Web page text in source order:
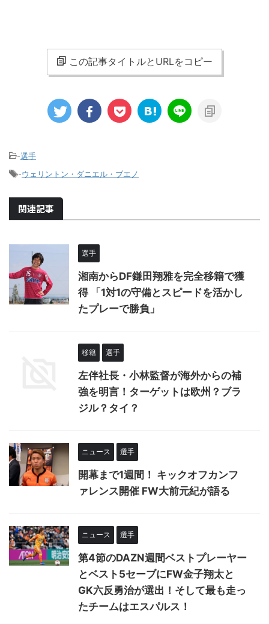
この記事タイトルとURLをコピー
-選手
-ウェリントン・ダニエル・ブエノ
関連記事
選手
湘南からDF鎌田翔雅を完全移籍で獲
得 「1対1の守備とスピードを活かし
たプレーで勝負」
移籍 選手
左伴社長・小林監督が海外からの補
強を明言！ターゲットは欧州？ブラ
ジル？タイ？
ニュース 選手
開幕まで1週間！ キックオフカンフ
ァレンス開催 FW大前元紀が語る
ニュース 選手
第4節のDAZN週間ベストプレーヤー
とベスト5セーブにFW金子翔太と
GK六反勇治が選出！そして最も走っ
たチームはエスパルス！